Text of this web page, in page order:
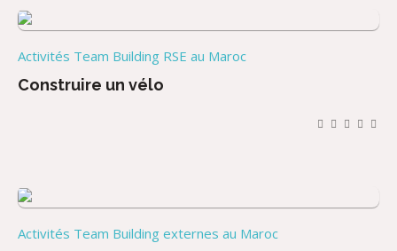
Activités Team Building RSE au Maroc
Construire un vélo
Activités Team Building externes au Maroc